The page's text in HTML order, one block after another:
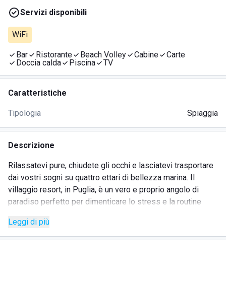
Servizi disponibili
WiFi
Bar Ristorante Beach Volley Cabine
Carte
Doccia calda
Piscina TV
Caratteristiche
Tipologia Spiaggia
Descrizione
Rilassatevi pure, chiudete gli occhi e lasciatevi trasportare
dai vostri sogni su quattro ettari di bellezza marina. Il
villaggio resort, in Puglia, è un vero e proprio angolo di
paradiso perfetto per dimenticare lo stress e la routine
nel Salento, vissuta in uno dei tratti più suggestivi della
costa Ionica, a pochi passi da Torre San Giovanni - Marina
Leggi di più